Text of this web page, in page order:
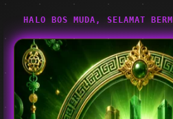
HALO BOS MUDA, SELAMAT